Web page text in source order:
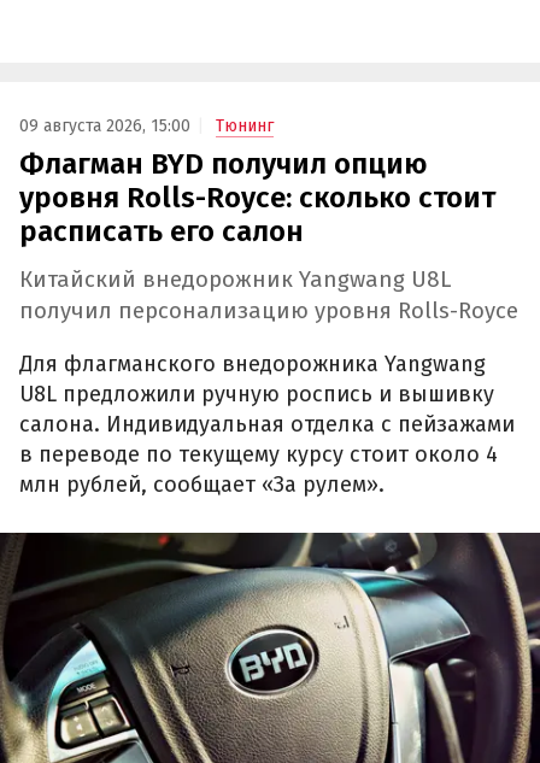
09 августа 2026, 15:00 Тюнинг
Флагман BYD получил опцию
уровня Rolls-Royce: сколько стоит
расписать его салон
Китайский внедорожник Yangwang U8L
получил персонализацию уровня Rolls-Royce
Для флагманского внедорожника Yangwang
U8L предложили ручную роспись и вышивку
салона. Индивидуальная отделка с пейзажами
в переводе по текущему курсу стоит около 4
млн рублей, сообщает «За рулем».